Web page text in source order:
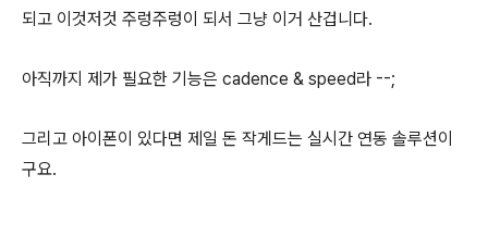
되고 이것저것 주렁주렁이 되서 그냥 이거 산겁니다.
아직까지 제가 필요한 기능은 cadence & speed라 --;
그리고 아이폰이 있다면 제일 돈 작게드는 실시간 연동 솔루션이
구요.